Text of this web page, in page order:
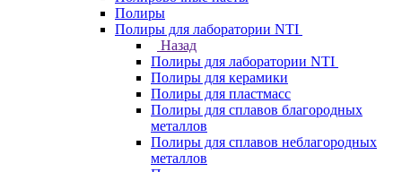
Полиры
Полиры для лаборатории NTI
Назад
Полиры для лаборатории NTI
Полиры для керамики
Полиры для пластмасс
Полиры для сплавов благородных
металлов
Полиры для сплавов неблагородных
металлов